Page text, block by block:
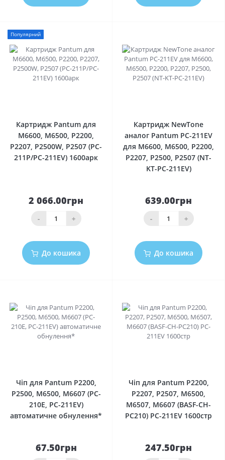
Популярний
Картридж Pantum для
M6600, M6500, P2200,
P2207, P2500W, P2507 (PC-
211P/PC-211EV) 1600арк
2 066.00грн
- +
До кошика
Картридж NewTone
аналог Pantum PC-211EV
для M6600, M6500, P2200,
P2207, P2500, P2507 (NT-
KT-PC-211EV)
639.00грн
- +
До кошика
Чіп для Pantum P2200,
P2500, M6500, M6607 (PC-
210E, PC-211EV)
автоматичне обнулення*
67.50грн
Чіп для Pantum P2200,
P2207, P2507, M6500,
M6507, M6607 (BASF-CH-
PC210) PC-211EV 1600стр
247.50грн